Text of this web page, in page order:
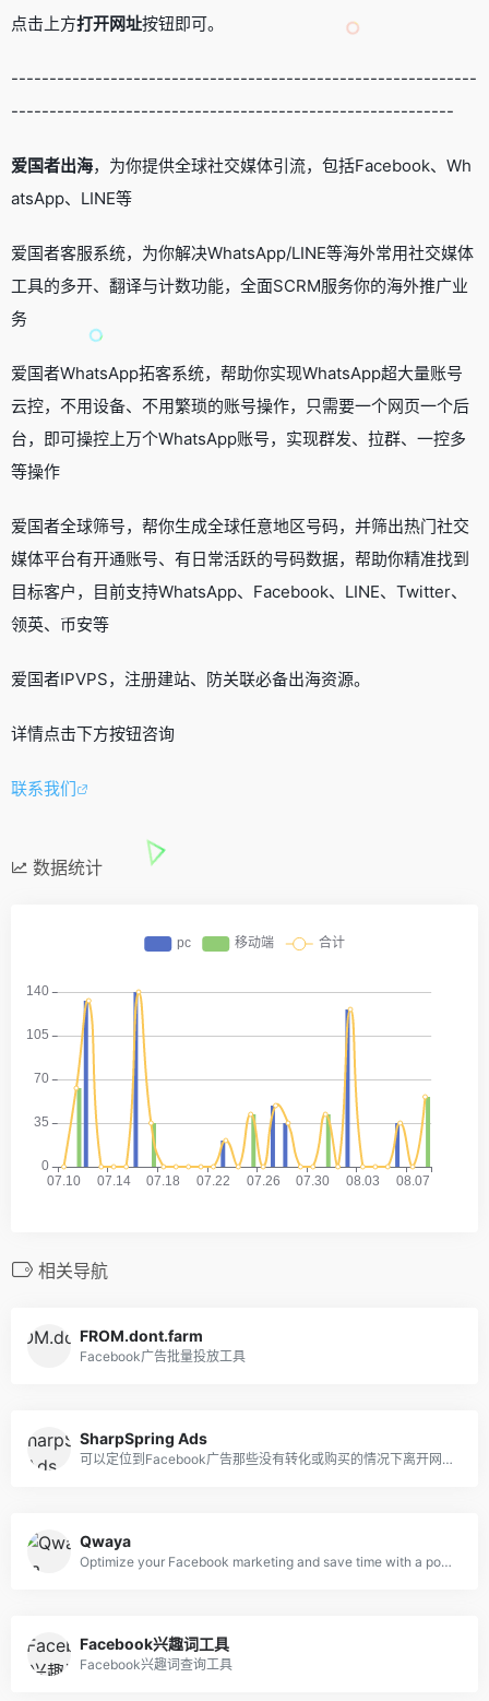
点击上方打开网址按钮即可。
-------------------------------------------------------------
----------------------------------------------------------
爱国者出海，为你提供全球社交媒体引流，包括Facebook、Wh
atsApp、LINE等
爱国者客服系统，为你解决WhatsApp/LINE等海外常用社交媒体
工具的多开、翻译与计数功能，全面SCRM服务你的海外推广业
务
爱国者WhatsApp拓客系统，帮助你实现WhatsApp超大量账号
云控，不用设备、不用繁琐的账号操作，只需要一个网页一个后
台，即可操控上万个WhatsApp账号，实现群发、拉群、一控多
等操作
爱国者全球筛号，帮你生成全球任意地区号码，并筛出热门社交
媒体平台有开通账号、有日常活跃的号码数据，帮助你精准找到
目标客户，目前支持WhatsApp、Facebook、LINE、Twitter、
领英、币安等
爱国者IPVPS，注册建站、防关联必备出海资源。
详情点击下方按钮咨询
联系我们
数据统计
相关导航
FROM.dont.farm
Facebook广告批量投放工具
SharpSpring Ads
可以定位到Facebook广告那些没有转化或购买的情况下离开网站的用户
Qwaya
Optimize your Facebook marketing and save time with a powerful and affordable tool. Ad scheduling and rotation. $149/month.
Facebook兴趣词工具
Facebook兴趣词查询工具